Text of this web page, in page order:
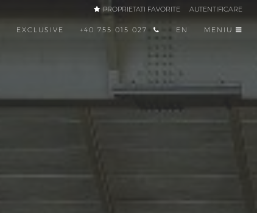
PROPRIETATI FAVORITE AUTENTIFICARE
EXCLUSIVE +40 755 015 027 EN MENIU